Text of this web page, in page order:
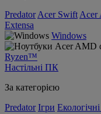
Predator Acer Swift Acer
Extensa
Windows
Ryzen™
Настільні ПК
За категорією
Predator Ігри